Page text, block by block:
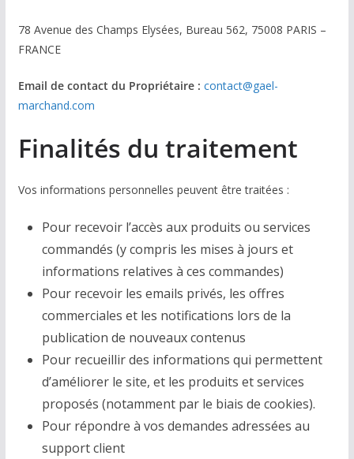
78 Avenue des Champs Elysées, Bureau 562, 75008 PARIS –
FRANCE
Email de contact du Propriétaire : contact@gael-
marchand.com
Finalités du traitement
Vos informations personnelles peuvent être traitées :
Pour recevoir l’accès aux produits ou services
commandés (y compris les mises à jours et
informations relatives à ces commandes)
Pour recevoir les emails privés, les offres
commerciales et les notifications lors de la
publication de nouveaux contenus
Pour recueillir des informations qui permettent
d’améliorer le site, et les produits et services
proposés (notamment par le biais de cookies).
Pour répondre à vos demandes adressées au
support client